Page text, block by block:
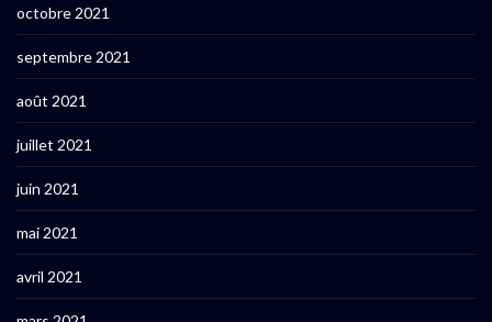
octobre 2021
septembre 2021
août 2021
juillet 2021
juin 2021
mai 2021
avril 2021